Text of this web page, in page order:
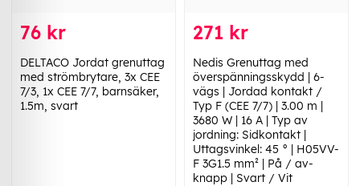
76 kr
DELTACO Jordat grenuttag
med strömbrytare, 3x CEE
7/3, 1x CEE 7/7, barnsäker,
1.5m, svart
271 kr
Nedis Grenuttag med
överspänningsskydd | 6-
vägs | Jordad kontakt /
Typ F (CEE 7/7) | 3.00 m |
3680 W | 16 A | Typ av
jordning: Sidkontakt |
Uttagsvinkel: 45 ° | H05VV-
F 3G1.5 mm² | På / av-
knapp | Svart / Vit